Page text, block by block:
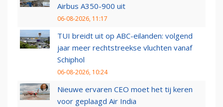
Airbus A350-900 uit
06-08-2026, 11:17
TUI breidt uit op ABC-eilanden: volgend
jaar meer rechtstreekse vluchten vanaf
Schiphol
06-08-2026, 10:24
Nieuwe ervaren CEO moet het tij keren
voor geplaagd Air India